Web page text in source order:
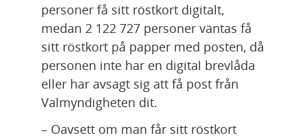
personer få sitt röstkort digitalt,
medan 2 122 727 personer väntas få
sitt röstkort på papper med posten, då
personen inte har en digital brevlåda
eller har avsagt sig att få post från
Valmyndigheten dit.
– Oavsett om man får sitt röstkort